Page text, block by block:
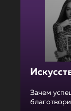
Зачем